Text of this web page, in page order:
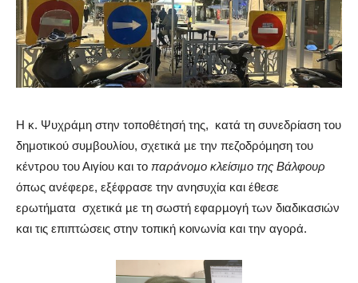
Η κ. Ψυχράµη στην τοποθέτησή της, κατά τη συνεδρίαση του
δημοτικού συμβουλίου, σχετικά µε την πεζοδρόµηση του
κέντρου του Αιγίου και το παράνοµο κλείσιµο της Βάλφουρ
όπως ανέφερε, εξέφρασε την ανησυχία και έθεσε
ερωτήµατα σχετικά µε τη σωστή εφαρµογή των διαδικασιών
και τις επιπτώσεις στην τοπική κοινωνία και την αγορά.